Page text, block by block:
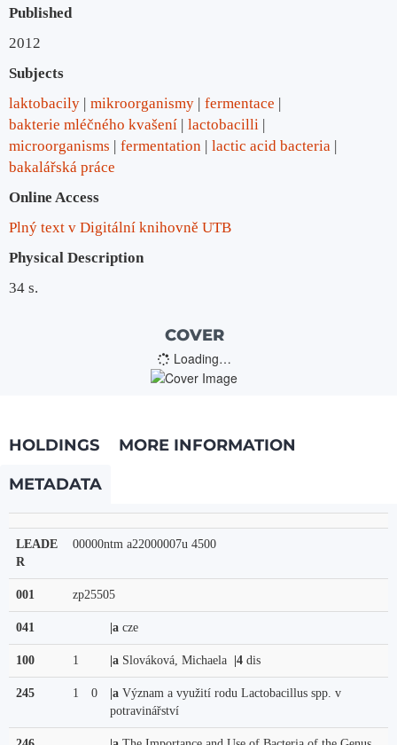
Published
2012
Subjects
laktobacily
mikroorganismy
fermentace
bakterie mléčného kvašení
lactobacilli
microorganisms
fermentation
lactic acid bacteria
bakalářská práce
Online Access
Plný text v Digitální knihovně UTB
Physical Description
34 s.
COVER
Loading…
HOLDINGS
MORE INFORMATION
METADATA
LEADE
R
00000ntm a22000007u 4500
001 zp25505
041 |a cze
100 1 |a Slováková, Michaela |4 dis
245 1 0 |a Význam a využití rodu Lactobacillus spp. v
potravinářství